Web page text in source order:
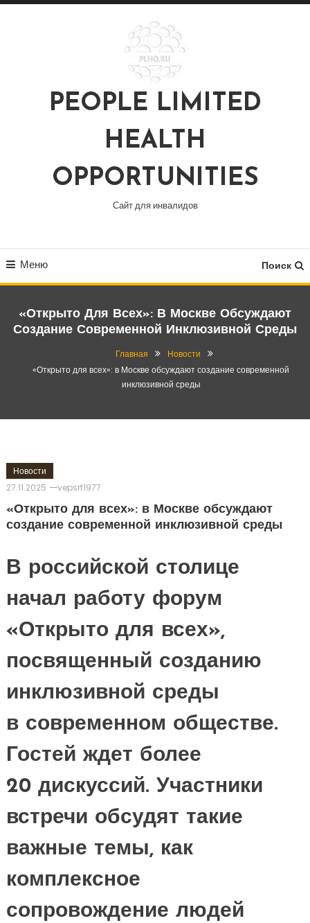
Перейти
PEOPLE LIMITED
HEALTH
OPPORTUNITIES
Сайт для инвалидов
Меню Поиск
«Открыто Для Всех»: В Москве Обсуждают
Создание Современной Инклюзивной Среды
Главная
Новости
«Открыто для всех»: в Москве обсуждают создание современной
инклюзивной среды
Новости
27.11.2025
vepsrf1977
«Открыто для всех»: в Москве обсуждают
создание современной инклюзивной среды
В российской столице
начал работу форум
«Открыто для всех»,
посвященный созданию
инклюзивной среды
в современном обществе.
Гостей ждет более
20 дискуссий. Участники
встречи обсудят такие
важные темы, как
комплексное
сопровождение людей